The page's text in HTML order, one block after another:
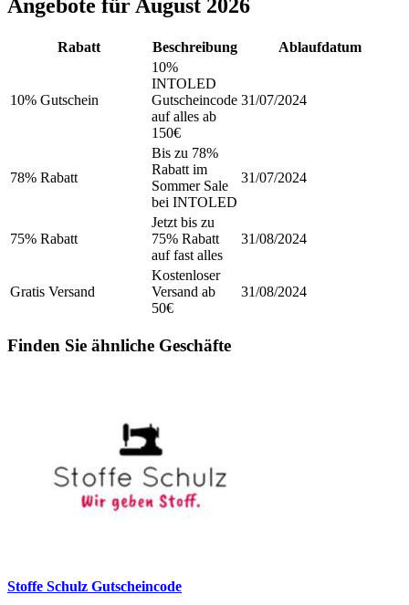
Angebote für August 2026
Rabatt Beschreibung Ablaufdatum
10% Gutschein
10%
INTOLED
Gutscheincode
auf alles ab
150€
31/07/2024
78% Rabatt
Bis zu 78%
Rabatt im
Sommer Sale
bei INTOLED
31/07/2024
75% Rabatt
Jetzt bis zu
75% Rabatt
auf fast alles
31/08/2024
Gratis Versand
Kostenloser
Versand ab
50€
31/08/2024
Finden Sie ähnliche Geschäfte
Stoffe Schulz Gutscheincode